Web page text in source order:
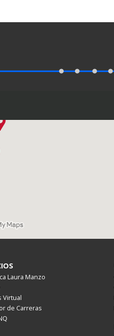
Laura Manzo
Virtual
de Carreras